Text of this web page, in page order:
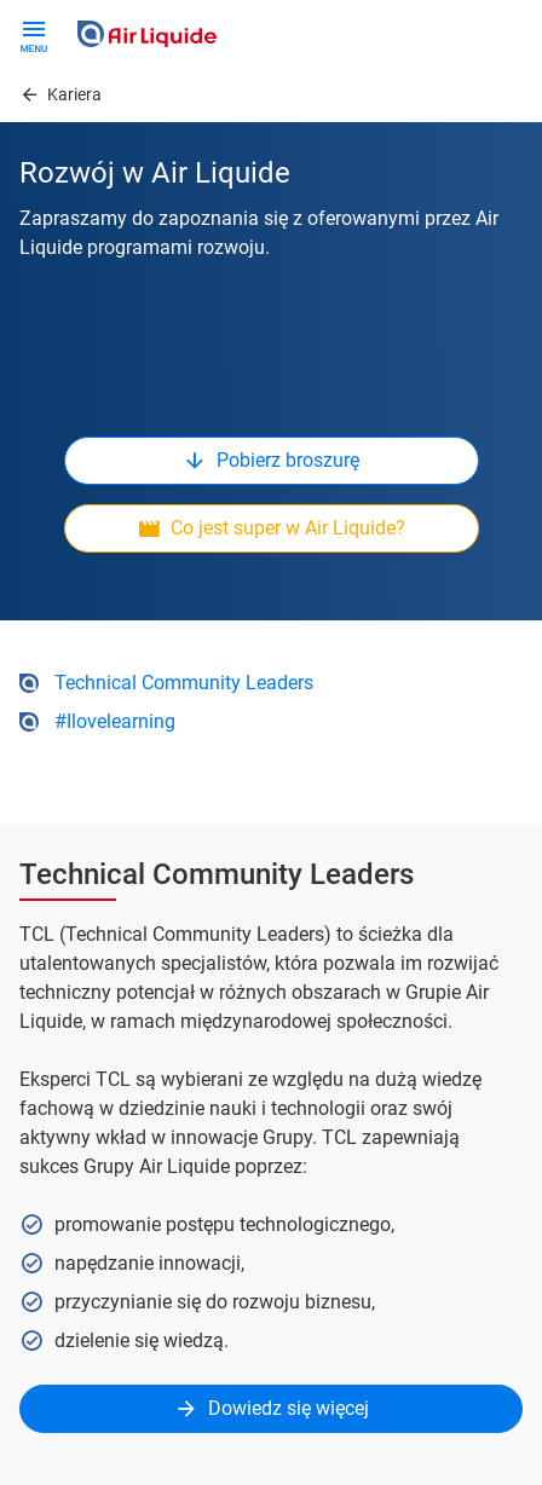
contentKariera
Rozwój w Air Liquide
Zapraszamy do zapoznania się z oferowanymi przez Air
Liquide programami rozwoju.
Pobierz broszurę
Co jest super w Air Liquide?
Technical Community Leaders
#Ilovelearning
Technical Community Leaders
TCL (Technical Community Leaders) to ścieżka dla
utalentowanych specjalistów, która pozwala im rozwijać
techniczny potencjał w różnych obszarach w Grupie Air
Liquide, w ramach międzynarodowej społeczności.
Eksperci TCL są wybierani ze względu na dużą wiedzę
fachową w dziedzinie nauki i technologii oraz swój
aktywny wkład w innowacje Grupy. TCL zapewniają
sukces Grupy Air Liquide poprzez:
promowanie postępu technologicznego,
napędzanie innowacji,
przyczynianie się do rozwoju biznesu,
dzielenie się wiedzą.
Dowiedz się więcej